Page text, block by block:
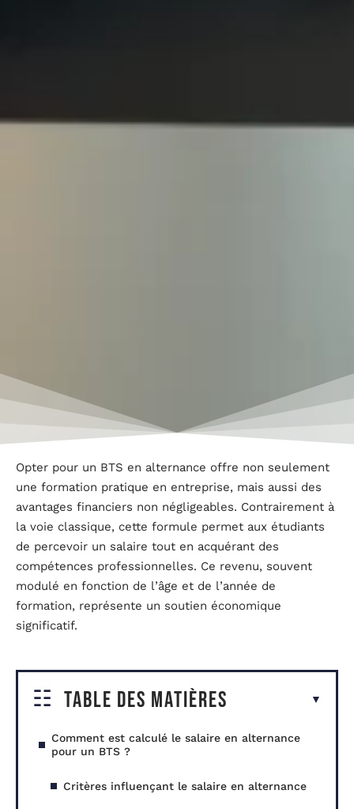
Opter pour un BTS en alternance offre non seulement
une formation pratique en entreprise, mais aussi des
avantages financiers non négligeables. Contrairement à
la voie classique, cette formule permet aux étudiants
de percevoir un salaire tout en acquérant des
compétences professionnelles. Ce revenu, souvent
modulé en fonction de l’âge et de l’année de
formation, représente un soutien économique
significatif.
Table des matières
Comment est calculé le salaire en alternance
pour un BTS ?
Critères influençant le salaire en alternance